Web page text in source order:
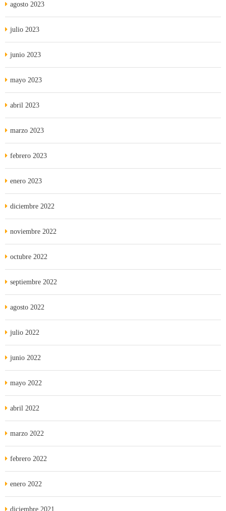
agosto 2023
julio 2023
junio 2023
mayo 2023
abril 2023
marzo 2023
febrero 2023
enero 2023
diciembre 2022
noviembre 2022
octubre 2022
septiembre 2022
agosto 2022
julio 2022
junio 2022
mayo 2022
abril 2022
marzo 2022
febrero 2022
enero 2022
diciembre 2021